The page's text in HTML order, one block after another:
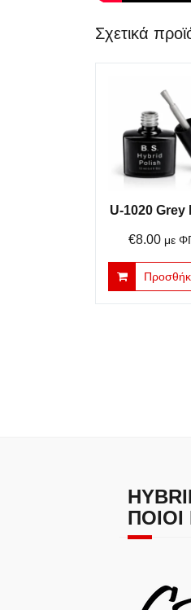
Σχετικά
U-1020 Grey
€8.00 με